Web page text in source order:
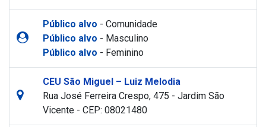
Público alvo - Comunidade
Público alvo - Masculino
Público alvo - Feminino
CEU São Miguel – Luiz Melodia
Rua José Ferreira Crespo, 475 - Jardim São
Vicente - CEP: 08021480